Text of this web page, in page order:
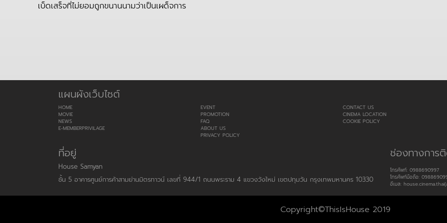
เบ็ดเสร็จที่ไม่ยอมถูกขนานนามว่าเป็นเผด็จการ
แผนผังเว็บไซต์
HOME
MOVIE
NEWS
E-MEMBERPRIVILAGE
EVENT
PROMOTION
FAQ
ABOUT US
PRIVACY POLICY
CONTACT US
CINEMA LOCATION
COOKIE POLICY
ที่อยู่
House Samyan
ชั้น 5 อาคารศูนย์การค้าสามย่านมิตรทาวน์ เลขที่ 944/1 ถนนพระราม 4 แขวงวังใหม่ เขตปทุมวัน กรุงเทพมหานคร 10330
ช่องทางการ
โทรศัพท์: 0988690997
โทรศัพท์มือถือ:
อีเมล:
Copyright©ThisIsHouse 2019